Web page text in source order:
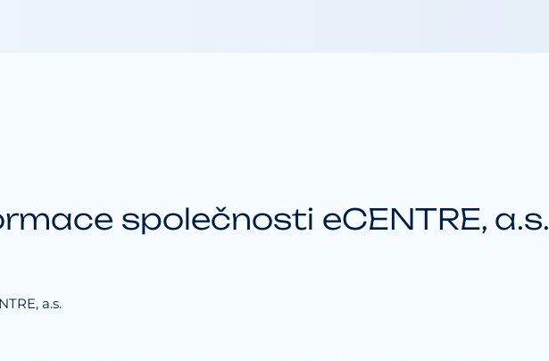
společnosti eCENTRE, a.s.
a.s.